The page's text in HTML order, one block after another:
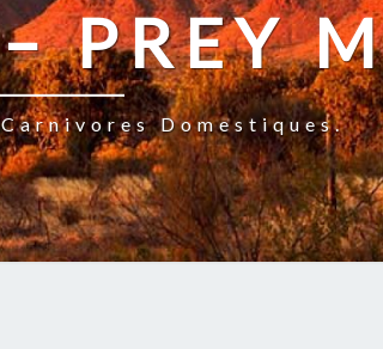
PREY
Domestiques.